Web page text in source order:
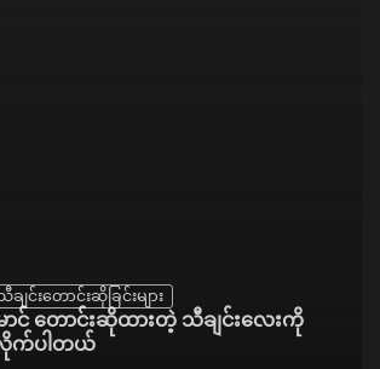
ချင်းတောင်းဆိုခြင်းများ
င် တောင်းဆိုထားတဲ့ သီချင်းလေးကို
က်ပါတယ်